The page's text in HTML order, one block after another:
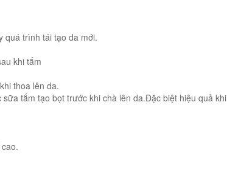
quá trình tái tạo da mới.
khi tắm
thoa lên da.
tắm tạo bọt trước khi chà lên da.Đặc biệt hiệu quả khi